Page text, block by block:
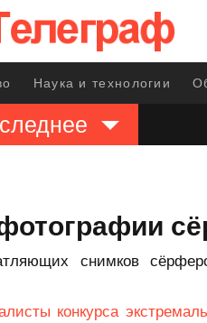
Наука и технологии
снимков
конкурса